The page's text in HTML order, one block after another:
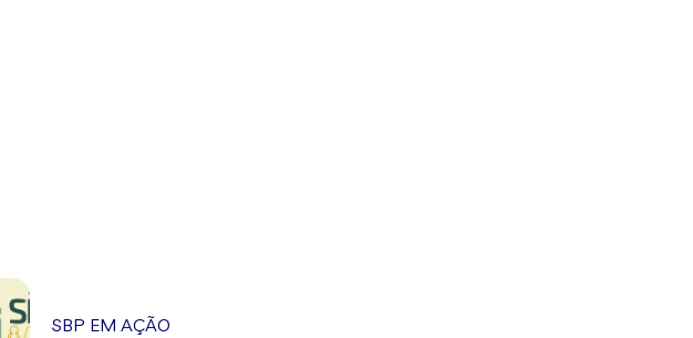
SBP EM AÇÃO